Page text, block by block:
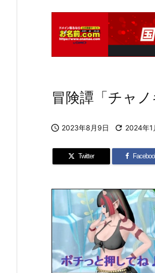
冒険譚「チャ
 2023年8月9日  2024年1
Twitter